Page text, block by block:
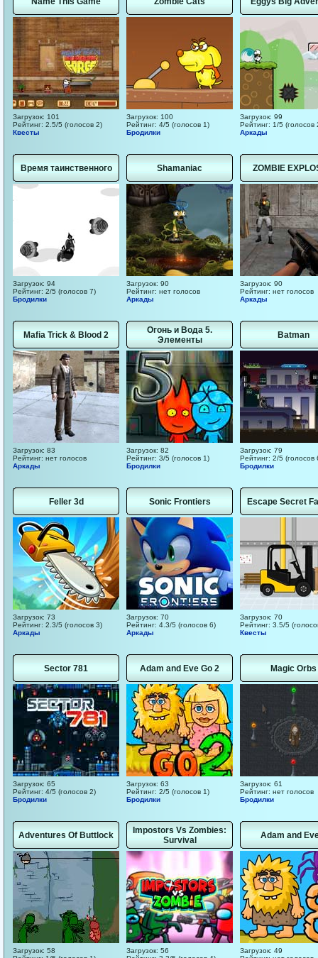
Загрузок: 101
Рейтинг: 2.5/5 (голосов 2)
Квесты
Загрузок: 100
Рейтинг: 4/5 (голосов 1)
Бродилки
Загрузок: 99
Рейтинг: 1/5 (голосов
Аркады
Время таинственного
Загрузок: 94
Рейтинг: 2/5 (голосов 7)
Бродилки
Shamaniac
Загрузок: 90
Рейтинг: нет голосов
Аркады
ZOMBIE
Загрузок: 90
Рейтинг: нет голосов
Аркады
Mafia Trick & Blood 2
Загрузок: 83
Рейтинг: нет голосов
Аркады
Огонь и Вода 5.
Элементы
Загрузок: 82
Рейтинг: 3/5 (голосов 1)
Бродилки
Batman
Загрузок: 79
Рейтинг: 2/5 (голосов
Бродилки
Feller 3d
Загрузок: 73
Рейтинг: 2.3/5 (голосов 3)
Аркады
Sonic Frontiers
Загрузок: 70
Рейтинг: 4.3/5 (голосов 6)
Аркады
Escape Secret
Загрузок: 70
Рейтинг: 3.5/5
Квесты
Sector 781
Загрузок: 65
Рейтинг: 4/5 (голосов 2)
Бродилки
Adam and Eve Go 2
Загрузок: 63
Рейтинг: 2/5 (голосов 1)
Бродилки
Magic Orbs
Загрузок: 61
Рейтинг: нет голосов
Бродилки
Adventures Of Buttlock
Загрузок: 58
Impostors Vs Zombies:
Survival
Загрузок: 56
Adam and
Загрузок: 49